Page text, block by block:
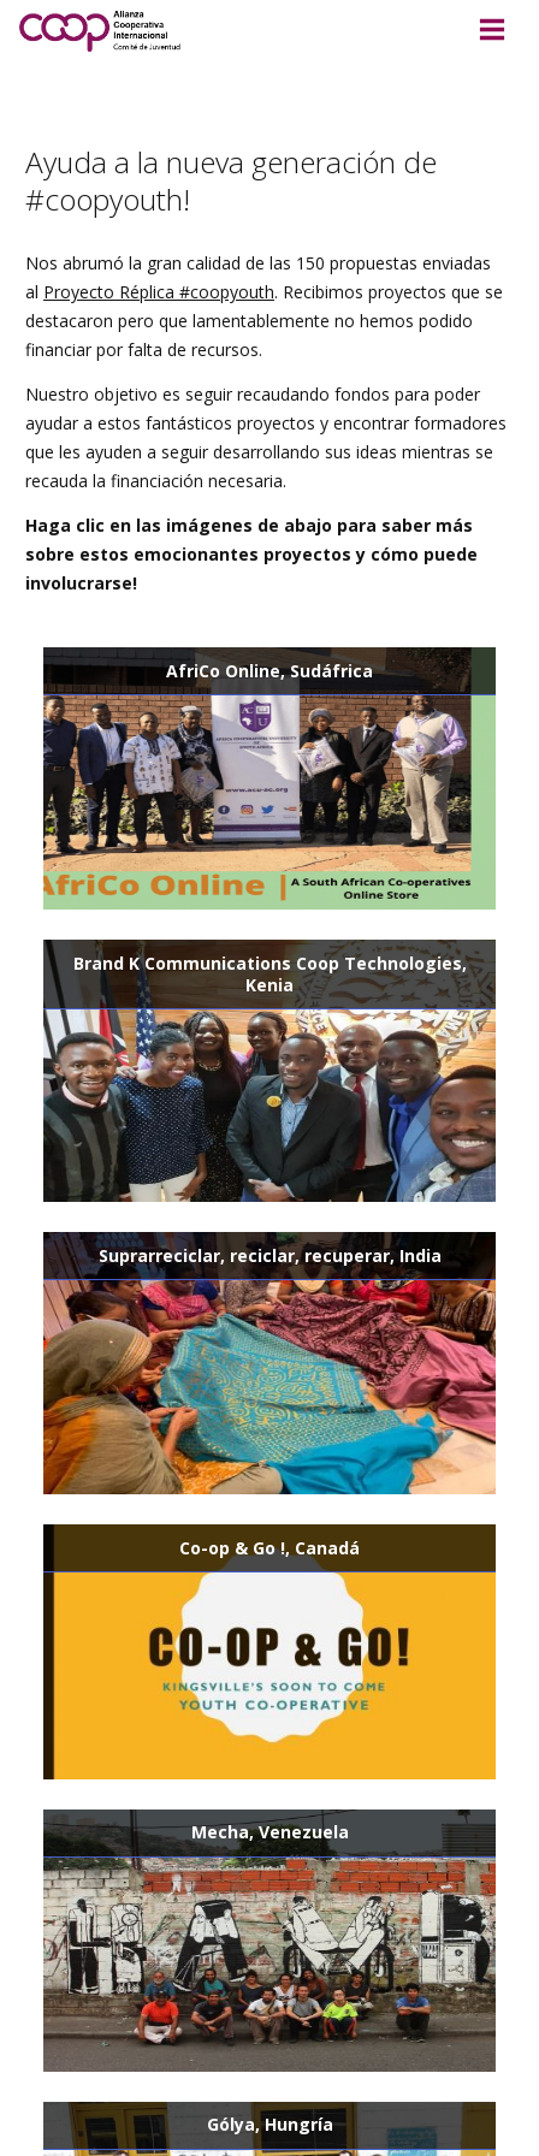
Ayuda a la nueva generación de
#coopyouth!
Nos abrumó la gran calidad de las 150 propuestas enviadas
al Proyecto Réplica #coopyouth. Recibimos proyectos que se
destacaron pero que lamentablemente no hemos podido
financiar por falta de recursos.
Nuestro objetivo es seguir recaudando fondos para poder
ayudar a estos fantásticos proyectos y encontrar formadores
que les ayuden a seguir desarrollando sus ideas mientras se
recauda la financiación necesaria.
Haga clic en las imágenes de abajo para saber más
sobre estos emocionantes proyectos y cómo puede
involucrarse!
AfriCo Online, Sudáfrica
Brand K Communications Coop Technologies,
Kenia
Suprarreciclar, reciclar, recuperar, India
Co-op & Go !, Canadá
Mecha, Venezuela
Gólya, Hungría